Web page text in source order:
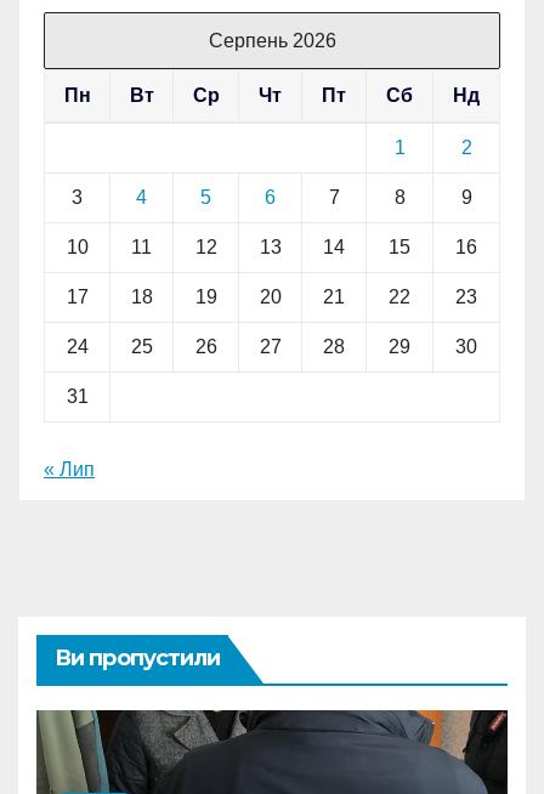
Серпень 2026
Пн Вт Ср Чт Пт Сб Нд
1 2
3 4 5 6 7 8 9
10 11 12 13 14 15 16
17 18 19 20 21 22 23
24 25 26 27 28 29 30
31
« Лип
Ви пропустили